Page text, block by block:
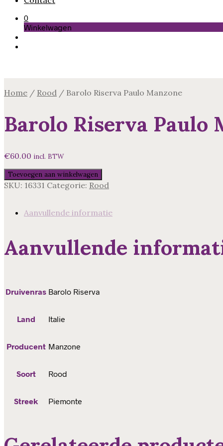
0
Winkelwagen
Home / Rood / Barolo Riserva Paulo Manzone
Barolo Riserva Paulo
€60.00 incl. BTW
Barolo
Riserva
aantal
Toevoegen aan winkelwagen
SKU: 16331 Categorie: Rood
Aanvullende informatie
Aanvullende
Druivenras Barolo Riserva
Land Italie
Producent Manzone
Soort Rood
Streek Piemonte